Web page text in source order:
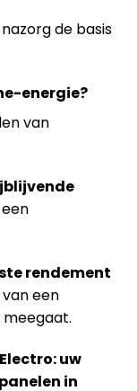
de basis
energie?
van
rendement
een
meegaat.
uw
in